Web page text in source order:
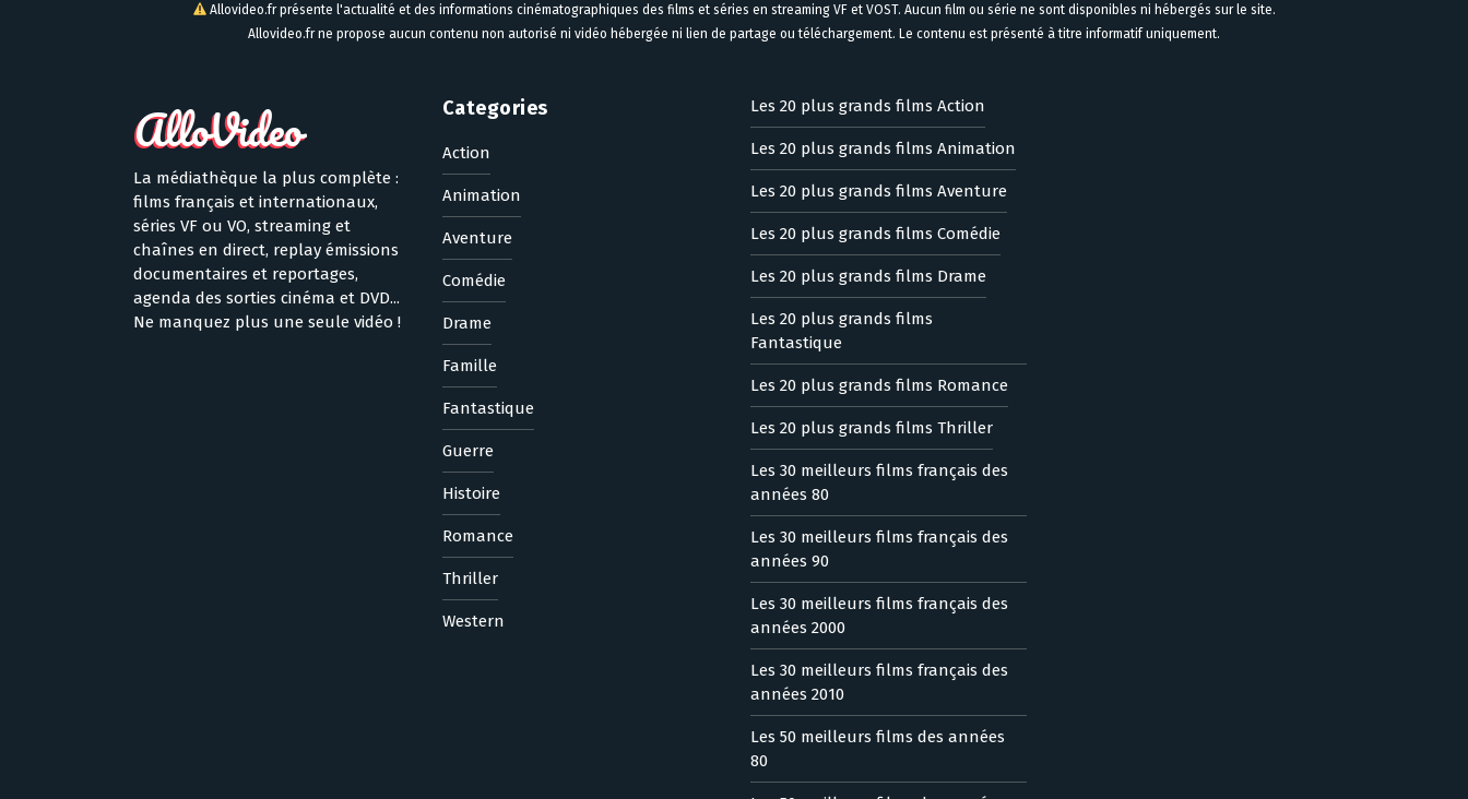
Allovideo.fr présente l'actualité et des informations cinématographiques des films et séries en streaming VF et VOST. Aucun film ou série ne sont disponibles ni hébergés sur le site.
Allovideo.fr ne propose aucun contenu non autorisé ni vidéo hébergée ni lien de partage ou téléchargement. Le contenu est présenté à titre informatif uniquement.
La médiathèque la plus complète :
films français et internationaux,
séries VF ou VO, streaming et
chaînes en direct, replay émissions
documentaires et reportages,
agenda des sorties cinéma et DVD...
Ne manquez plus une seule vidéo !
Categories
Action
Animation
Aventure
Comédie
Drame
Famille
Fantastique
Guerre
Histoire
Romance
Thriller
Western
Les 20 plus grands films Action
Les 20 plus grands films Animation
Les 20 plus grands films Aventure
Les 20 plus grands films Comédie
Les 20 plus grands films Drame
Les 20 plus grands films
Fantastique
Les 20 plus grands films Romance
Les 20 plus grands films Thriller
Les 30 meilleurs films français des
années 80
Les 30 meilleurs films français des
années 90
Les 30 meilleurs films français des
années 2000
Les 30 meilleurs films français des
années 2010
Les 50 meilleurs films des années
80